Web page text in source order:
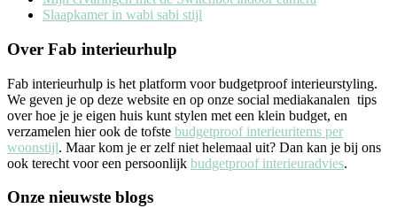
Slaapkamer in wabi sabi stijl
Over Fab interieurhulp
Fab interieurhulp is het platform voor budgetproof interieurstyling.
We geven je op deze website en op onze social mediakanalen tips
over hoe je je eigen huis kunt stylen met een klein budget, en
verzamelen hier ook de tofste budgetproof interieuritems per
woonstijl. Maar kom je er zelf niet helemaal uit? Dan kan je bij ons
ook terecht voor een persoonlijk budgetproof interieuradvies.
Onze nieuwste blogs